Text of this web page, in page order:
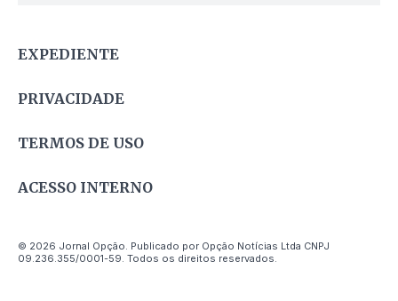
EXPEDIENTE
PRIVACIDADE
TERMOS DE USO
ACESSO INTERNO
© 2026 Jornal Opção. Publicado por Opção Notícias Ltda CNPJ
09.236.355/0001-59. Todos os direitos reservados.